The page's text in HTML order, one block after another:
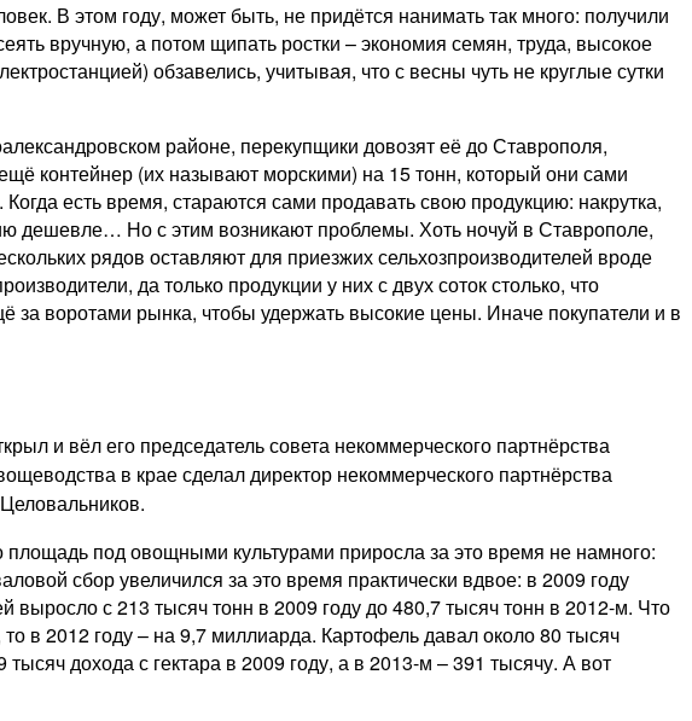
В этом году, может быть, не придётся нанимать так много: получили
вручную, а потом щипать ростки – экономия семян, труда, высокое
обзавелись, учитывая, что с весны чуть не круглые сутки
районе, перекупщики довозят её до Ставрополя,
контейнер (их называют морскими) на 15 тонн, который они сами
есть время, стараются сами продавать свою продукцию: накрутка,
дешевле… Но с этим возникают проблемы. Хоть ночуй в Ставрополе,
рядов оставляют для приезжих сельхозпроизводителей вроде
да только продукции у них с двух соток столько, что
воротами рынка, чтобы удержать высокие цены. Иначе покупатели и в
и вёл его председатель совета некоммерческого партнёрства
в крае сделал директор некоммерческого партнёрства
площадь под овощными культурами приросла за это время не намного:
сбор увеличился за это время практически вдвое: в 2009 году
с 213 тысяч тонн в 2009 году до 480,7 тысяч тонн в 2012-м. Что
в 2012 году – на 9,7 миллиарда. Картофель давал около 80 тысяч
дохода с гектара в 2009 году, а в 2013-м – 391 тысячу. А вот